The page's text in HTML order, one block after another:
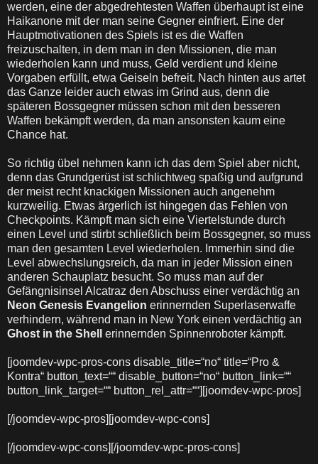
werden, eine der abgedrehtesten Waffen überhaupt ist eine
Haikanone mit der man seine Gegner einfriert. Eine der
Hauptmotivationen des Spiels ist es die Waffen
freizuschalten, in dem man in den Missionen, die man
wiederholen kann und muss, Geld verdient und kleine
Vorgaben erfüllt, etwa Geiseln befreit. Nach hinten aus artet
das Ganze leider auch etwas im Grind aus, denn die
späteren Bossgegner müssen schon mit den besseren
Waffen bekämpft werden, da man ansonsten kaum eine
Chance hat.
So richtig übel nehmen kann ich das dem Spiel aber nicht,
denn das Grundgerüst ist schlichtweg spaßig und aufgrund
der meist recht knackigen Missionen auch angenehm
kurzweilig. Etwas ärgerlich ist hingegen das Fehlen von
Checkpoints. Kämpft man sich eine Viertelstunde durch
einen Level und stirbt schließlich beim Bossgegner, so muss
man den gesamten Level wiederholen. Immerhin sind die
Level abwechslungsreich, da man in jeder Mission einen
anderen Schauplatz besucht. So muss man auf der
Gefängnisinsel Alcatraz den Abschuss einer verdächtig an
Neon Genesis Evangelion erinnernden Superlaserwaffe
verhindern, während man in New York einen verdächtig an
Ghost in the Shell
erinnernden Spinnenroboter kämpft.
[joomdev-wpc-pros-cons disable_title=“no“ title=“Pro &
Kontra“ button_text=““ disable_button=“no“ button_link=““
button_link_target=““ button_rel_attr=““][joomdev-wpc-pros]
[/joomdev-wpc-pros][joomdev-wpc-cons]
[/joomdev-wpc-cons][/joomdev-wpc-pros-cons]